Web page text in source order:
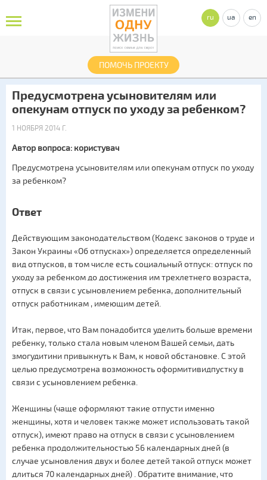
ПОМОЧЬ ПРОЕКТУ
ru ua en
Предусмотрена усыновителям или
опекунам отпуск по уходу за ребенком?
1 НОЯБРЯ 2014 Г.
Автор вопроса: користувач
Предусмотрена усыновителям или опекунам отпуск по уходу
за ребенком?
Ответ
Действующим законодательством (Кодекс законов о труде и
Закон Украины «Об отпусках») определяется определенный
вид отпусков, в том числе есть социальный отпуск: отпуск по
уходу за ребенком до достижения им трехлетнего возраста,
отпуск в связи с усыновлением ребенка, дополнительный
отпуск работникам , имеющим детей.
Итак, первое, что Вам понадобится уделить больше времени
ребенку, только стала новым членом Вашей семьи, дать
змогудитини привыкнуть к Вам, к новой обстановке. С этой
целью предусмотрена возможность оформитивидпустку в
связи с усыновлением ребенка.
Женщины (чаще оформляют такие отпусти именно
женщины, хотя и человек также может использовать такой
отпуск), имеют право на отпуск в связи с усыновлением
ребенка продолжительностью 56 календарных дней (в
случае усыновления двух и более детей такой отпуск может
длиться 70 календарных дней) . Обратите внимание, что